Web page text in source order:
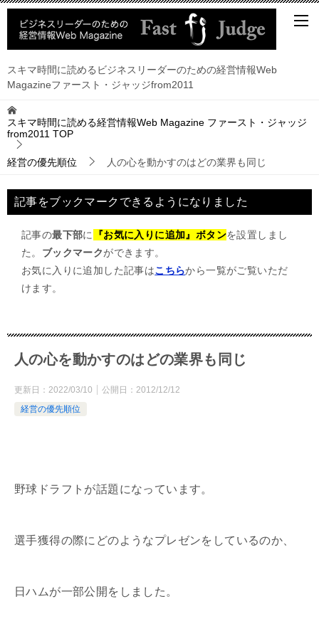
スキマ時間に読めるビジネスリーダーのための経営情報Web
Magazineファースト・ジャッジfrom2011
スキマ時間に読める経営情報Web Magazine ファースト・ジャッジ
from2011 TOP
経営の優先順位 人の心を動かすのはどの業界も同じ
記事をブックマークできるようになりました
記事の最下部に 『お気に入りに追加』ボタンを設置しまし
た。 ブックマークができます。
お気に入りに追加した記事はこちらから一覧がご覧いただ
けます。
人の心を動かすのはどの業界も同じ
更新日： 2022/03/10 公開日： 2012/12/12
経営の優先順位
野球ドラフトが話題になっています。
選手獲得の際にどのようなプレゼンをしているのか、
日ハムが一部公開をしました。